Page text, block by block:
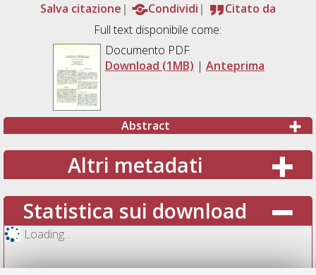
Salva citazione
Condividi
Citato da
Full text disponibile come:
Documento PDF
Download (1MB) | Anteprima
Abstract
Altri metadati
Statistica sui download
Loading...